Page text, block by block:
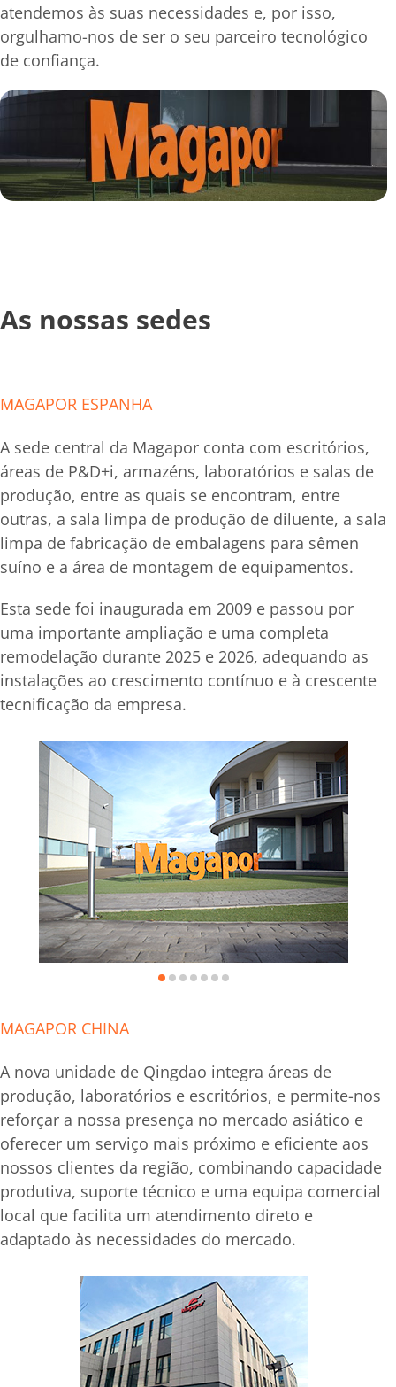
atendemos às suas necessidades e, por isso,
orgulhamo-nos de ser o seu parceiro tecnológico
de confiança.
As nossas sedes
MAGAPOR ESPANHA
A sede central da Magapor conta com escritórios,
áreas de P&D+i, armazéns, laboratórios e salas de
produção, entre as quais se encontram, entre
outras, a sala limpa de produção de diluente, a sala
limpa de fabricação de embalagens para sêmen
suíno e a área de montagem de equipamentos.
Esta sede foi inaugurada em 2009 e passou por
uma importante ampliação e uma completa
remodelação durante 2025 e 2026, adequando as
instalações ao crescimento contínuo e à crescente
tecnificação da empresa.
MAGAPOR CHINA
A nova unidade de Qingdao integra áreas de
produção, laboratórios e escritórios, e permite-nos
reforçar a nossa presença no mercado asiático e
oferecer um serviço mais próximo e eficiente aos
nossos clientes da região, combinando capacidade
produtiva, suporte técnico e uma equipa comercial
local que facilita um atendimento direto e
adaptado às necessidades do mercado.